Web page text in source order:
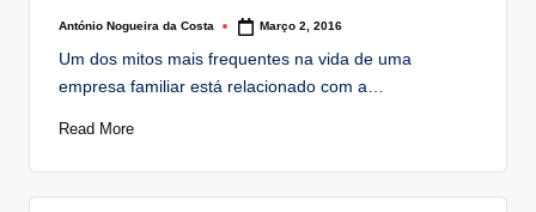
Posted
António Nogueira da Costa Março 2, 2016
Um dos mitos mais frequentes na vida de uma
empresa familiar está relacionado com a…
Read More